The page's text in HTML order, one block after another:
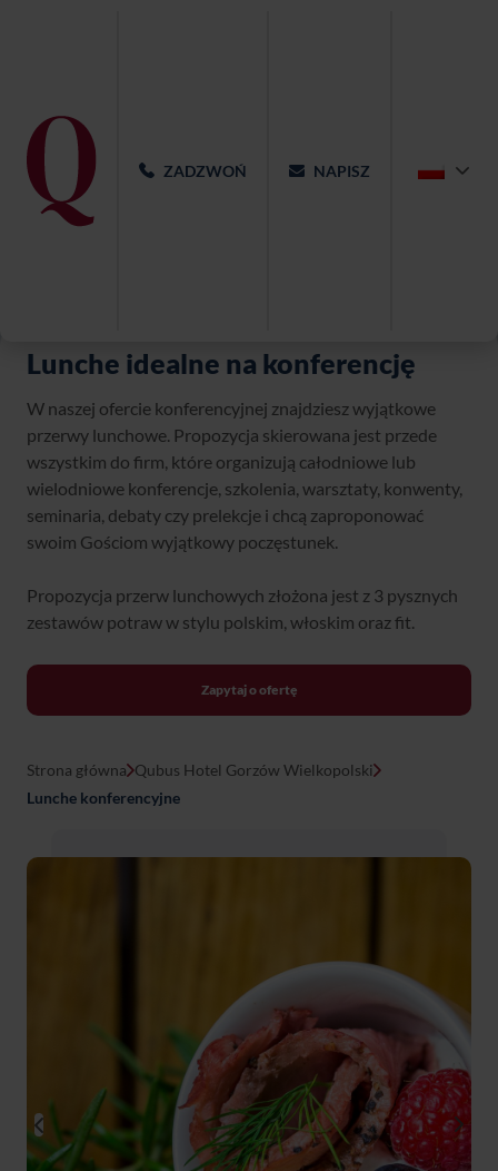
ZADZWOŃ NAPISZ
Lunche idealne na konferencję
W naszej ofercie konferencyjnej znajdziesz wyjątkowe
przerwy lunchowe. Propozycja skierowana jest przede
wszystkim do firm, które organizują całodniowe lub
wielodniowe konferencje, szkolenia, warsztaty, konwenty,
seminaria, debaty czy prelekcje i chcą zaproponować
swoim Gościom wyjątkowy poczęstunek.
Propozycja przerw lunchowych złożona jest z 3 pysznych
zestawów potraw w stylu polskim, włoskim oraz fit.
Zapytaj o ofertę
Strona główna Qubus Hotel Gorzów Wielkopolski
Lunche konferencyjne